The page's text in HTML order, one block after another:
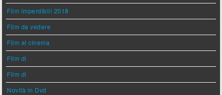
Film imperdibili 2018
Film da vedere
Film al cinema
Film di
Film di
Novità in Dvd